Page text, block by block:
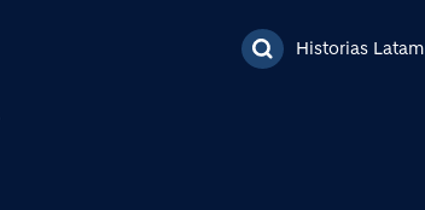
Pasar al contenido principal
Historias Latam